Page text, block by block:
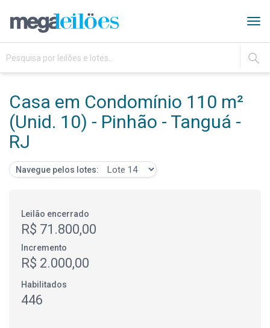
IR
Casa em Condomínio 110 m²
(Unid. 10) - Pinhão - Tanguá -
RJ
Navegue pelos lotes:
Leilão encerrado
R$ 71.800,00
Incremento
R$ 2.000,00
Habilitados
446